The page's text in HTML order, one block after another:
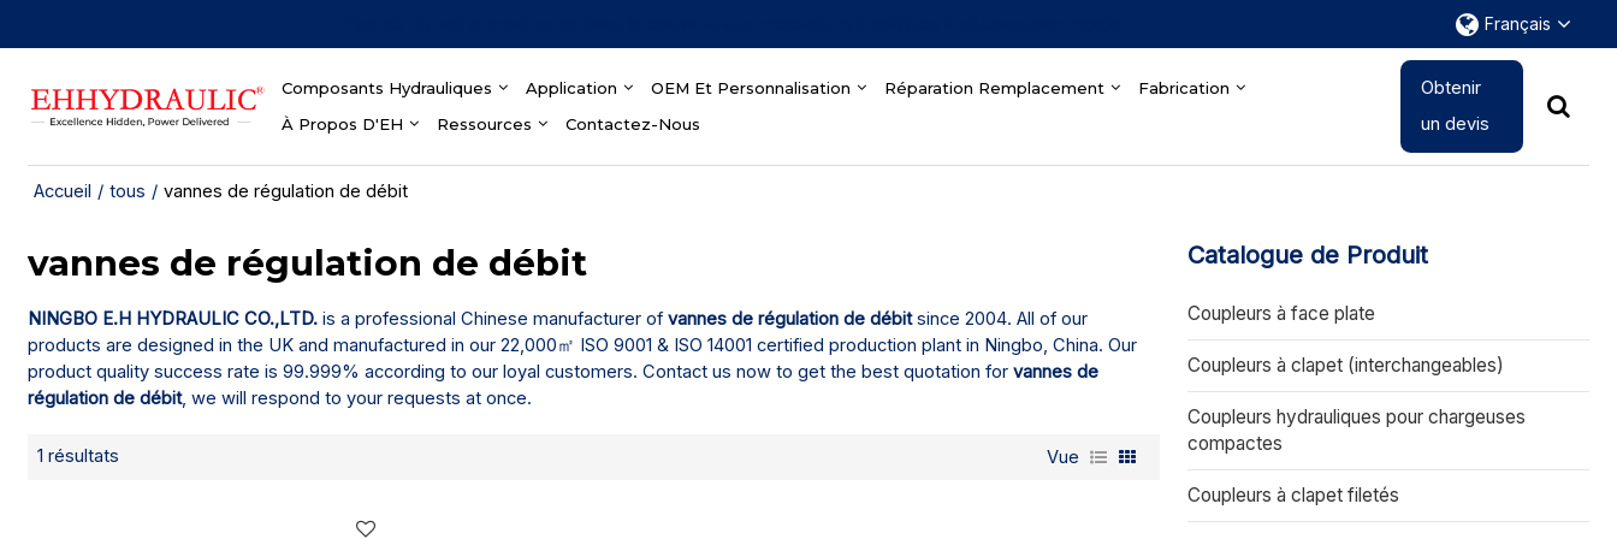
Français
Composants Hydrauliques Application OEM Et Personnalisation Réparation Remplacement
Fabrication
À Propos D'EH
Ressources Contactez-Nous
Obtenir
un devis
Accueil / tous / vannes de régulation de débit
vannes de régulation de débit
NINGBO E.H HYDRAULIC CO.,LTD. is a professional Chinese manufacturer ofvannes de régulation de débitsince 2004. All of our
products are designed in the UK and manufactured in our 22,000㎡ ISO 9001 & ISO 14001 certified production plant in Ningbo, China. Our
product quality success rate is 99.999% according to our loyal customers. Contact us now to get the best quotation forvannes de
régulation de débit, we will respond to your requests at once.
1 résultats Vue
Catalogue de Produit
Coupleurs à face plate
Coupleurs à clapet (interchangeables)
Coupleurs hydrauliques pour chargeuses
compactes
Coupleurs à clapet filetés